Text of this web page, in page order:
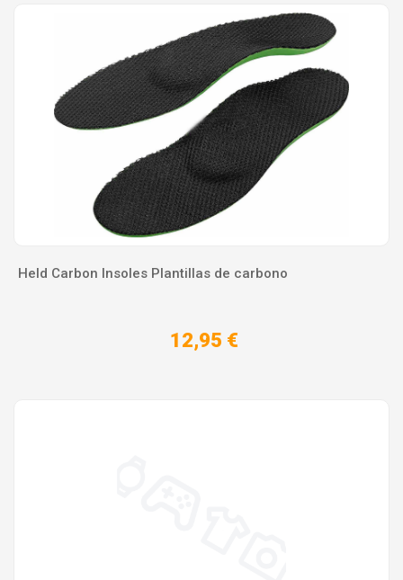
Held Carbon Insoles Plantillas de carbono
12,95 €